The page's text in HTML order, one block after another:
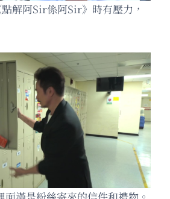
解阿Sir係阿Sir》時有壓力，